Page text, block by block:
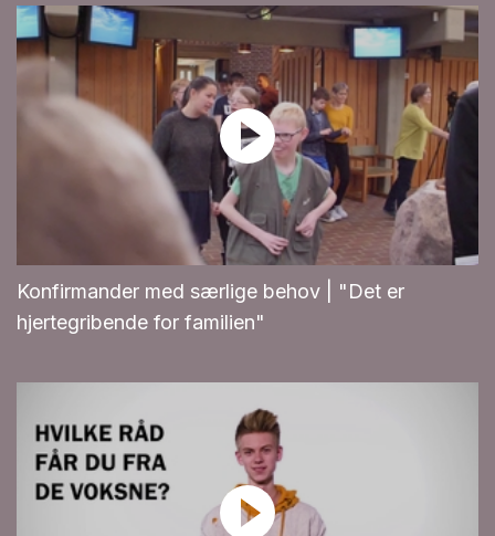
Konfirmander med særlige behov | "Det er
hjertegribende for familien"